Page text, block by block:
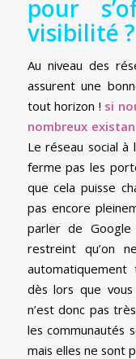
pour
visibilité ?
Au niveau des
assurent une
tout horizon ! si
nombreux
Le réseau social à
ferme pas les
que cela puisse
pas encore
parler de Google
restreint qu’on
automatiquement
dès lors que
n’est donc pas
les communautés
mais elles ne sont